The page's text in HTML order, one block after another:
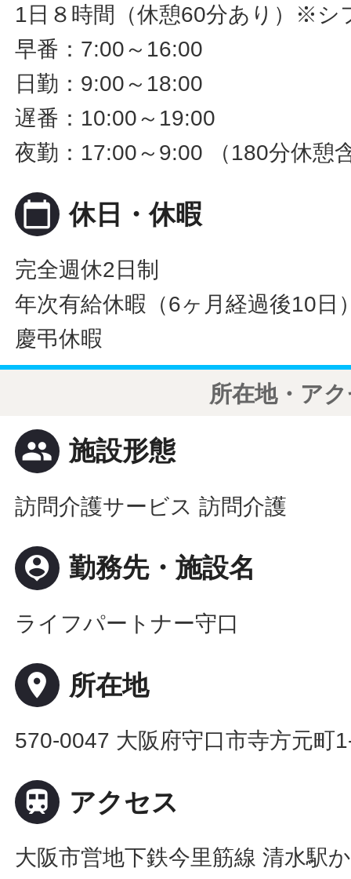
1日８時間（休憩60分あり）※シ
早番：7:00～16:00
日勤：9:00～18:00
遅番：10:00～19:00
夜勤：17:00～9:00 （180分休憩
calendar_today 休日・休暇
完全週休2日制
年次有給休暇（6ヶ月経過後10日
慶弔休暇
所在地・ア
people 施設形態
訪問介護サービス 訪問介護
person_pin 勤務先・施設名
ライフパートナー守口
place 所在地
570-0047 大阪府守口市寺方元町
 アクセス
大阪市営地下鉄今里筋線 清水駅